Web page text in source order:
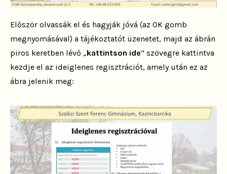
Először olvassák el és hagyják jóvá (az OK gomb
megnyomásával) a tájékoztatót üzenetet, majd az ábrán
piros keretben lévő „kattintson ide” szövegre kattintva
kezdje el az ideiglenes regisztrációt, amely után ez az
ábra jelenik meg: